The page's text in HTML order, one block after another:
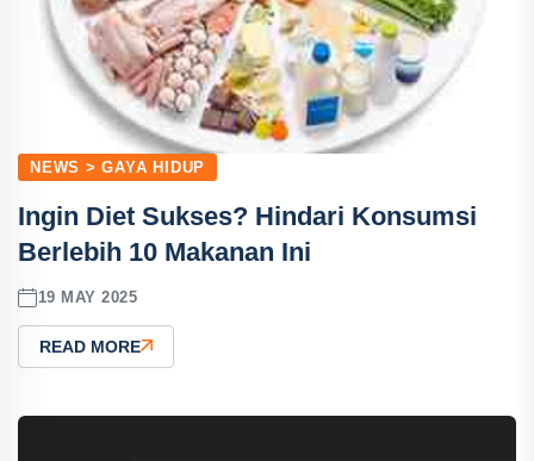
NEWS > GAYA HIDUP
Ingin Diet Sukses? Hindari Konsumsi
Berlebih 10 Makanan Ini
19 MAY 2025
READ MORE